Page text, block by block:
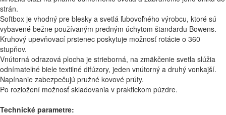
strán.
Softbox je vhodný pre blesky a svetlá ľubovoľného výrobcu, ktoré sú
vybavené bežne používaným predným úchytom štandardu Bowens.
Kruhový upevňovací prstenec poskytuje možnosť rotácie o 360
stupňov.
Vnútorná odrazová plocha je strieborná, na zmäkčenie svetla slúžia
odnímateľné biele textilné difúzory, jeden vnútorný a druhý vonkajší.
Napínanie zabezpečujú pružné kovové prúty.
Po rozložení možnosť skladovania v praktickom púzdre.
Technické parametre: